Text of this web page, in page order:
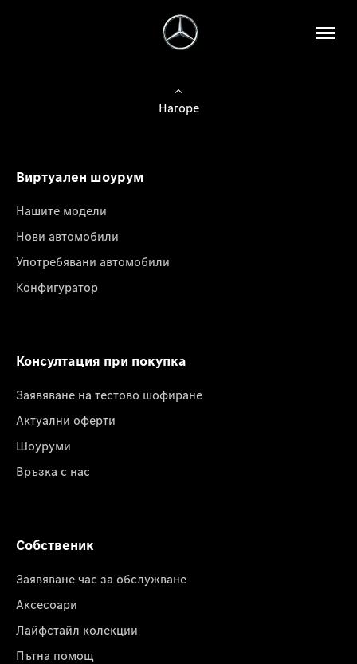
Нагоре
Виртуален шоурум
Нашите модели
Нови автомобили
Употребявани автомобили
Конфигуратор
Консултация при покупка
Заявяване на тестово шофиране
Актуални оферти
Шоуруми
Връзка с нас
Собственик
Заявяване час за обслужване
Аксесоари
Лайфстайл колекции
Пътна помощ